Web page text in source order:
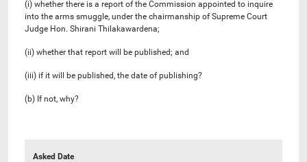
(i) whether there is a report of the Commission appointed to inquire
into the arms smuggle, under the chairmanship of Supreme Court
Judge Hon. Shirani Thilakawardena;
(ii) whether that report will be published; and
(iii) if it will be published, the date of publishing?
(b) If not, why?
Asked Date